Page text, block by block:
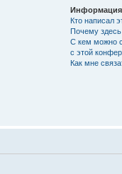
Кто написал
Почему здесь
С кем можно
с этой
Как мне